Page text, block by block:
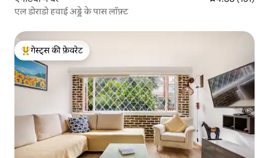
एल डोराडो हवाई अड्डे के पास लॉफ़्ट
गेस्ट्स का टॉप फ़ेवरेट
गेस्ट्स की फ़ेवरेट